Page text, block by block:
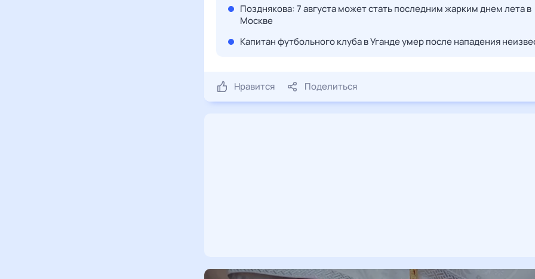
Позднякова: 7 августа может стать последним жарким днем лета в
Москве
Капитан футбольного клуба в Уганде умер после нападения
Нравится Поделиться